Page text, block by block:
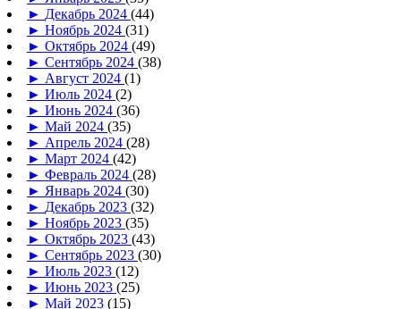
► Декабрь 2024 (44)
► Ноябрь 2024 (31)
► Октябрь 2024 (49)
► Сентябрь 2024 (38)
► Август 2024 (1)
► Июль 2024 (2)
► Июнь 2024 (36)
► Май 2024 (35)
► Апрель 2024 (28)
► Март 2024 (42)
► Февраль 2024 (28)
► Январь 2024 (30)
► Декабрь 2023 (32)
► Ноябрь 2023 (35)
► Октябрь 2023 (43)
► Сентябрь 2023 (30)
► Июль 2023 (12)
► Июнь 2023 (25)
► Май 2023 (15)